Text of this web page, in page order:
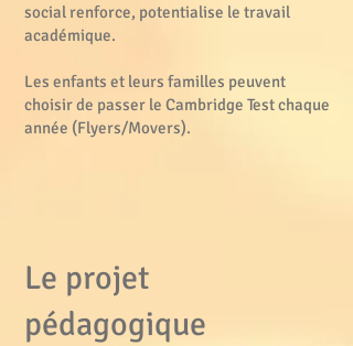
social renforce, potentialise le travail
académique.
Les enfants et leurs familles peuvent
choisir de passer le Cambridge Test chaque
année (Flyers/Movers).
Le projet
pédagogique